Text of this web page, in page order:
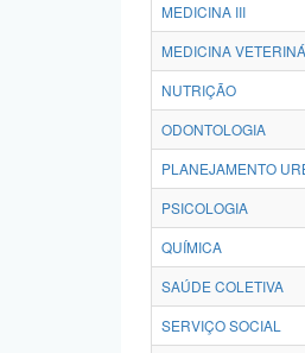
MEDICINA III
MEDICINA
NUTRIÇÃO
ODONTOLOGIA
PLANEJAMENTO
PSICOLOGIA
QUÍMICA
SAÚDE COLETIVA
SERVIÇO SOCIAL